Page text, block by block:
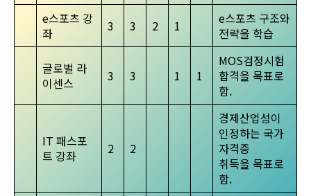
e스포츠 강
좌
3 3 2 1
e스포츠 구조와
전략을 학습
글로벌 라
이센스
3 3 1 1
MOS검정시험
합격을 목표로
함.
IT 패스포
트 강좌
2 2
경제산업성이
인정하는 국가
자격증
취득을 목표로
함.